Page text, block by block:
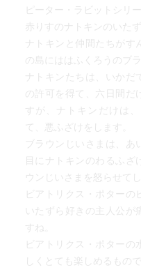
ピーター・ラビットシリ
赤りすのナトキンのいた
ナトキンと仲間たちがす
の島にははふくろうのブ
ナトキンたちは、いかだ
の許可を得て、六日間
すが、ナトキンだけは
て、悪ふざけをします。
ブラウンじいさまは、あ
目にナトキンのわるふ
ウンじいさまを怒らせてし
ビアトリクス・ポターの
いたずら好きの主人公が
すね。
ビアトリクス・ポターの
しくとても楽しめるもので